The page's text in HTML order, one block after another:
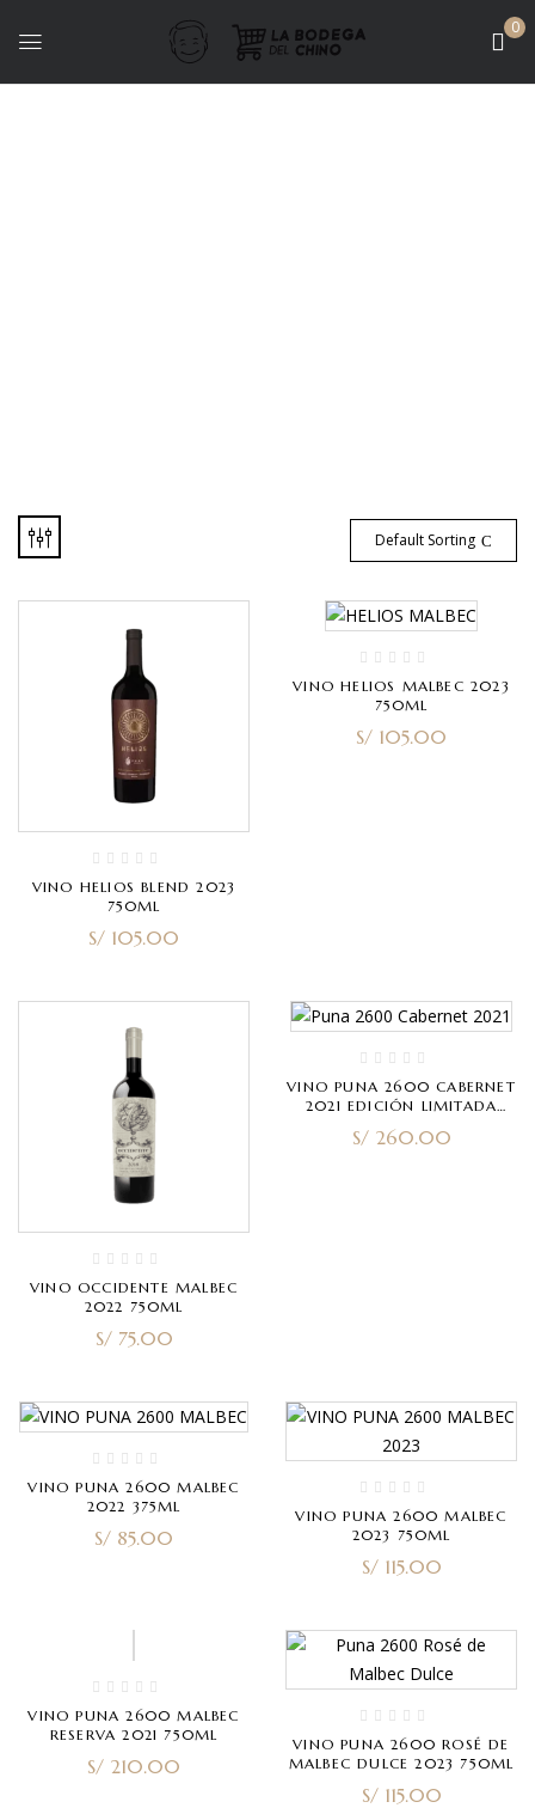
0
Default Sorting
VINO HELIOS BLEND 2023
750ML
S/ 105.00
VINO HELIOS MALBEC 2023
750ML
S/ 105.00
VINO OCCIDENTE MALBEC
2022 750ML
S/75.00
VINO PUNA 2600 CABERNET
2021 EDICIÓN LIMITADA
750ML
S/260.00
VINO PUNA 2600 MALBEC
2022 375ML
S/ 85.00
VINO PUNA 2600 MALBEC
2023 750ML
S/115.00
VINO PUNA 2600 MALBEC
RESERVA 2021 750ML
S/ 210.00
VINO PUNA 2600 ROSÉ DE
MALBEC DULCE 2023 750ML
S/115.00